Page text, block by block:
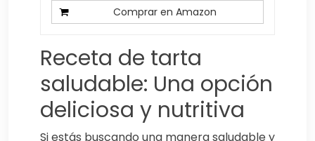
Comprar en Amazon
Receta de tarta
saludable: Una opción
deliciosa y nutritiva
Si estás buscando una manera saludable y